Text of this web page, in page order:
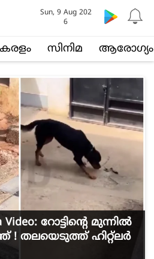
സിനിമ ആരോഗ്യം
Sun, 9 Aug 202
6
Video: റോട്ടിന്റെ മുന്നില്‍
! തലയെടുത്ത് ഹിറ്റ്‌ലര്‍